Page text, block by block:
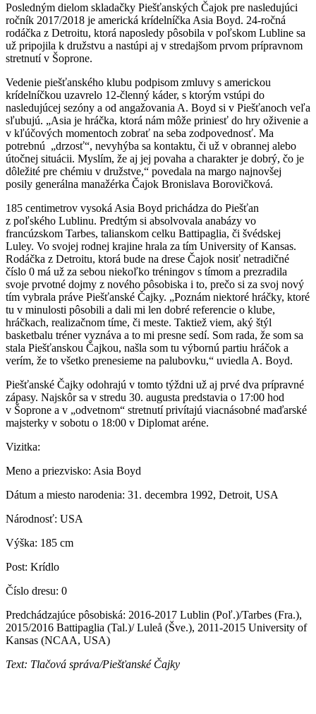
Posledným dielom skladačky Piešťanských Čajok pre nasledujúci
ročník 2017/2018 je americká krídelníčka Asia Boyd. 24-ročná
rodáčka z Detroitu, ktorá naposledy pôsobila v poľskom Lubline sa
už pripojila k družstvu a nastúpi aj v stredajšom prvom prípravnom
stretnutí v Šoprone.
Vedenie piešťanského klubu podpisom zmluvy s americkou
krídelníčkou uzavrelo 12-členný káder, s ktorým vstúpi do
nasledujúcej sezóny a od angažovania A. Boyd si v Piešťanoch veľa
sľubujú. „Asia je hráčka, ktorá nám môže priniesť do hry oživenie a
v kľúčových momentoch zobrať na seba zodpovednosť. Ma
potrebnú „drzosť“, nevyhýba sa kontaktu, či už v obrannej alebo
útočnej situácii. Myslím, že aj jej povaha a charakter je dobrý, čo je
dôležité pre chémiu v družstve,“ povedala na margo najnovšej
posily generálna manažérka Čajok Bronislava Borovičková.
185 centimetrov vysoká Asia Boyd prichádza do Piešťan
z poľského Lublinu. Predtým si absolvovala anabázy vo
francúzskom Tarbes, talianskom celku Battipaglia, či švédskej
Luley. Vo svojej rodnej krajine hrala za tím University of Kansas.
Rodáčka z Detroitu, ktorá bude na drese Čajok nosiť netradičné
číslo 0 má už za sebou niekoľko tréningov s tímom a prezradila
svoje prvotné dojmy z nového pôsobiska i to, prečo si za svoj nový
tím vybrala práve Piešťanské Čajky. „Poznám niektoré hráčky, ktoré
tu v minulosti pôsobili a dali mi len dobré referencie o klube,
hráčkach, realizačnom tíme, či meste. Taktiež viem, aký štýl
basketbalu tréner vyznáva a to mi presne sedí. Som rada, že som sa
stala Piešťanskou Čajkou, našla som tu výbornú partiu hráčok a
verím, že to všetko prenesieme na palubovku,“ uviedla A. Boyd.
Piešťanské Čajky odohrajú v tomto týždni už aj prvé dva prípravné
zápasy. Najskôr sa v stredu 30. augusta predstavia o 17:00 hod
v Šoprone a v „odvetnom“ stretnutí privítajú viacnásobné maďarské
majsterky v sobotu o 18:00 v Diplomat aréne.
Vizitka:
Meno a priezvisko: Asia Boyd
Dátum a miesto narodenia: 31. decembra 1992, Detroit, USA
Národnosť: USA
Výška: 185 cm
Post: Krídlo
Číslo dresu: 0
Predchádzajúce pôsobiská: 2016-2017 Lublin (Poľ.)/Tarbes (Fra.),
2015/2016 Battipaglia (Tal.)/ Luleå (Šve.), 2011-2015 University of
Kansas (NCAA, USA)
Text: Tlačová správa/Piešťanské Čajky